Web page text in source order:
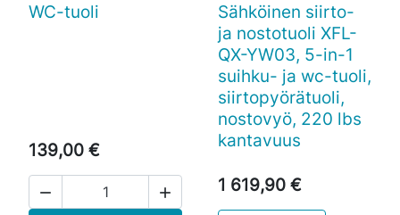
WC-tuoli
139,00 €
 
Sähköinen siirto-
ja nostotuoli XFL-
QX-YW03, 5-in-1
suihku- ja wc-tuoli,
siirtopyörätuoli,
nostovyö, 220 lbs
kantavuus
1 619,90 €